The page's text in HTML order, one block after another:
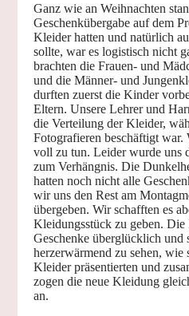
Ganz wie an Weihnachten
Geschenkübergabe auf dem
Kleider hatten und natürlich
sollte, war es logistisch nicht
brachten die Frauen- und
und die Männer- und
durften zuerst die Kinder
Eltern. Unsere Lehrer und
die Verteilung der Kleider,
Fotografieren beschäftigt war.
voll zu tun. Leider wurde uns
zum Verhängnis. Die
hatten noch nicht alle
wir uns den Rest am
übergeben. Wir schafften es
Kleidungsstück zu geben.
Geschenke überglücklich und
herzerwärmend zu sehen, wie
Kleider präsentierten und
zogen die neue Kleidung
an.